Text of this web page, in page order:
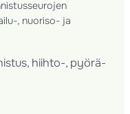
, nuoriso- ja
hiihto-, pyörä-